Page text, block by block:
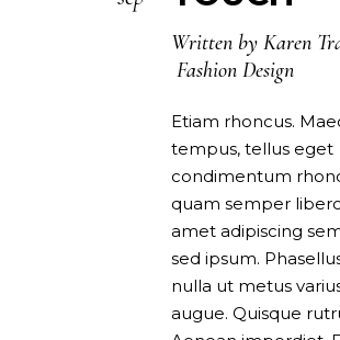
Written by Karen
Fashion Design
Etiam rhoncus.
tempus, tellus eget
condimentum
quam semper
amet adipiscing
sed ipsum.
nulla ut metus
augue. Quisque